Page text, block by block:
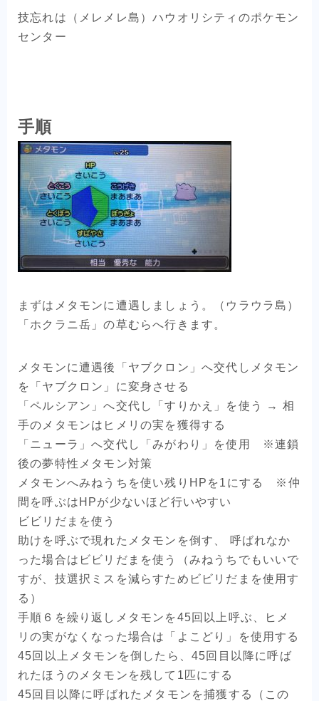
技忘れは（メレメレ島）ハウオリシティのポケモン
センター
手順
まずはメタモンに遭遇しましょう。（ウラウラ島）
「ホクラニ岳」の草むらへ行きます。
メタモンに遭遇後「ヤブクロン」へ交代しメタモン
を「ヤブクロン」に変身させる
「ペルシアン」へ交代し「すりかえ」を使う → 相
手のメタモンはヒメリの実を獲得する
「ニューラ」へ交代し「みがわり」を使用 ※連鎖
後の夢特性メタモン対策
メタモンへみねうちを使い残りHPを1にする ※仲
間を呼ぶはHPが少ないほど行いやすい
ビビリだまを使う
助けを呼ぶで現れたメタモンを倒す、 呼ばれなか
った場合はビビリだまを使う（みねうちでもいいで
すが、技選択ミスを減らすためビビリだまを使用す
る）
手順６を繰り返しメタモンを45回以上呼ぶ、ヒメ
リの実がなくなった場合は「よこどり」を使用する
45回以上メタモンを倒したら、45回目以降に呼ば
れたほうのメタモンを残して1匹にする
45回目以降に呼ばれたメタモンを捕獲する（この